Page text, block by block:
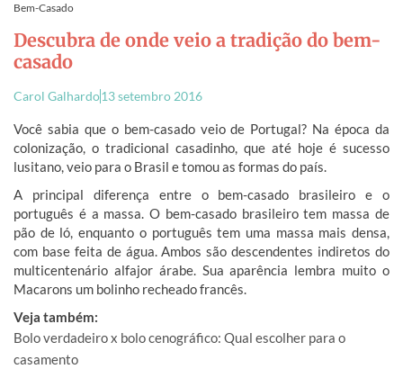
Bem-Casado
Descubra de onde veio a tradição do bem-
casado
Carol Galhardo13 setembro 2016
Você sabia que o bem-casado veio de Portugal? Na época da
colonização, o tradicional casadinho, que até hoje é sucesso
lusitano, veio para o Brasil e tomou as formas do país.
A principal diferença entre o bem-casado brasileiro e o
português é a massa. O bem-casado brasileiro tem massa de
pão de ló, enquanto o português tem uma massa mais densa,
com base feita de água. Ambos são descendentes indiretos do
multicentenário alfajor árabe. Sua aparência lembra muito o
Macarons um bolinho recheado francês.
Veja também:
Bolo verdadeiro x bolo cenográfico: Qual escolher para o
casamento